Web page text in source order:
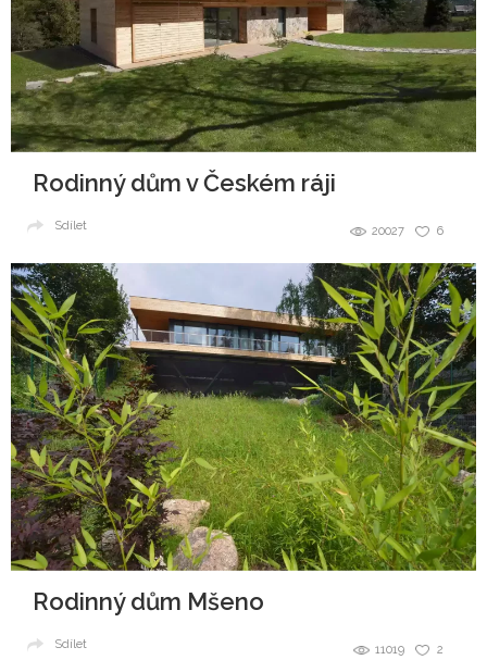
Rodinný dům v Českém ráji
6
20027
Sdílet
Rodinný dům Mšeno
2
11019
Sdílet